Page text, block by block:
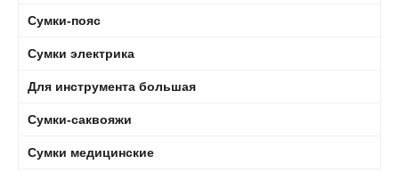
Сумки-пояс
Сумки электрика
Для инструмента большая
Сумки-саквояжи
Сумки медицинские